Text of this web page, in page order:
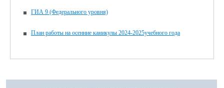
ГИА 9 (Федерального уровня)
План работы на осенние каникулы 2024-2025учебного года